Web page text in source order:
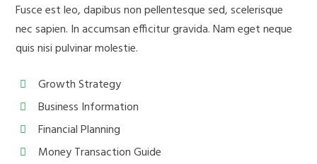
Fusce est leo, dapibus non pellentesque sed, scelerisque
nec sapien. In accumsan efficitur gravida. Nam eget neque
quis nisi pulvinar molestie.
Growth Strategy
Business Information
Financial Planning
Money Transaction Guide